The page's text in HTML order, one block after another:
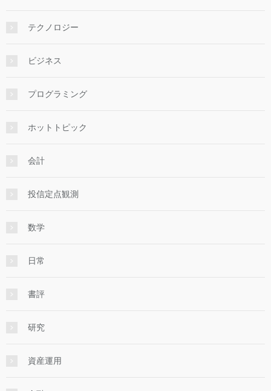
テクノロジー
ビジネス
プログラミング
ホットトピック
会計
投信定点観測
数学
日常
書評
研究
資産運用